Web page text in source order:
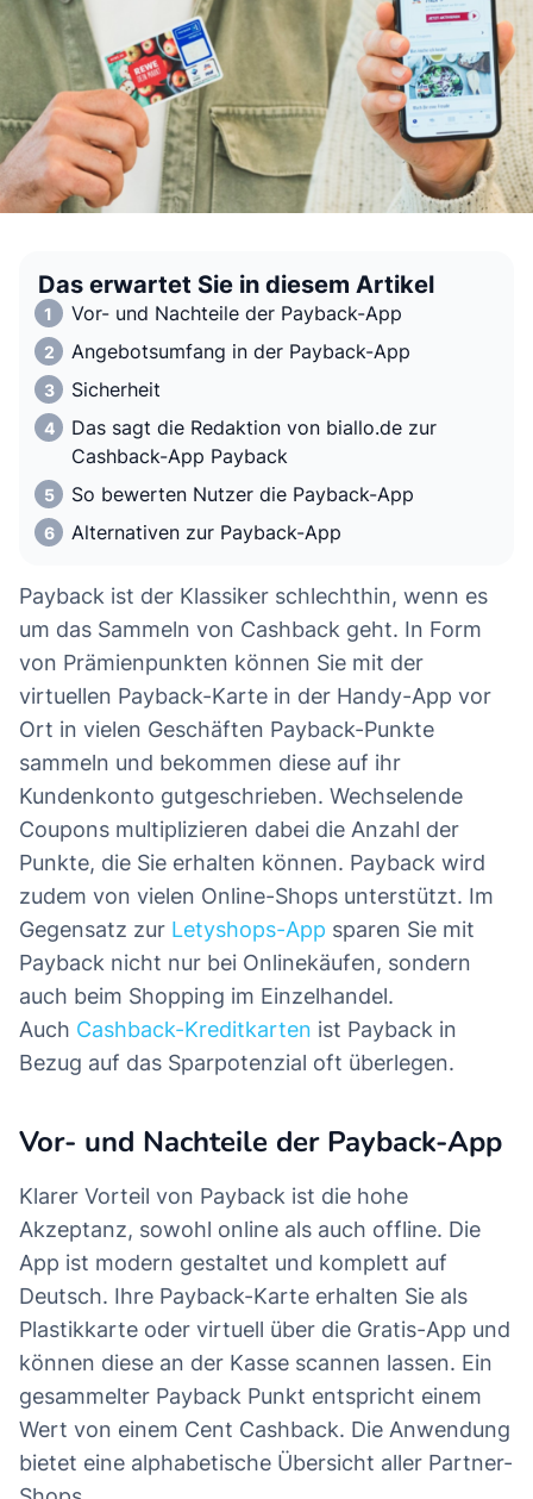
Das erwartet Sie in diesem Artikel
Vor- und Nachteile der Payback-App
Angebotsumfang in der Payback-App
Sicherheit
Das sagt die Redaktion von biallo.de zur
Cashback-App Payback
So bewerten Nutzer die Payback-App
Alternativen zur Payback-App
Payback ist der Klassiker schlechthin, wenn es
um das Sammeln von Cashback geht. In Form
von Prämienpunkten können Sie mit der
virtuellen Payback-Karte in der Handy-App vor
Ort in vielen Geschäften Payback-Punkte
sammeln und bekommen diese auf ihr
Kundenkonto gutgeschrieben. Wechselende
Coupons multiplizieren dabei die Anzahl der
Punkte, die Sie erhalten können. Payback wird
zudem von vielen Online-Shops unterstützt. Im
Gegensatz zur Letyshops-App sparen Sie mit
Payback nicht nur bei Onlinekäufen, sondern
auch beim Shopping im Einzelhandel.
Auch Cashback-Kreditkarten ist Payback in
Bezug auf das Sparpotenzial oft überlegen.
Vor- und Nachteile der Payback-App
Klarer Vorteil von Payback ist die hohe
Akzeptanz, sowohl online als auch offline. Die
App ist modern gestaltet und komplett auf
Deutsch. Ihre Payback-Karte erhalten Sie als
Plastikkarte oder virtuell über die Gratis-App und
können diese an der Kasse scannen lassen. Ein
gesammelter Payback Punkt entspricht einem
Wert von einem Cent Cashback. Die Anwendung
bietet eine alphabetische Übersicht aller Partner-